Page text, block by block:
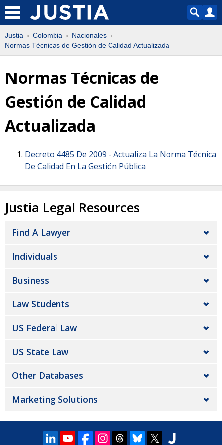
Justia Colombia
Nacionales
Normas Técnicas de Gestión de Calidad Actualizada
Normas Técnicas de
Gestión de Calidad
Actualizada
Decreto 4485 De 2009 - Actualiza La Norma Técnica
De Calidad En La Gestión Pública
Justia Legal Resources
Find A Lawyer
Individuals
Business
Law Students
US Federal Law
US State Law
Other Databases
Marketing Solutions